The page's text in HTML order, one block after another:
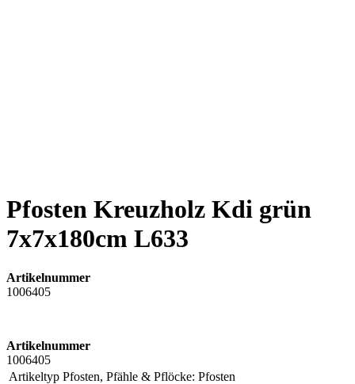
Pfosten Kreuzholz Kdi grün
7x7x180cm L633
Artikelnummer
1006405
Artikelnummer
1006405
Artikeltyp Pfosten, Pfähle & Pflöcke: Pfosten